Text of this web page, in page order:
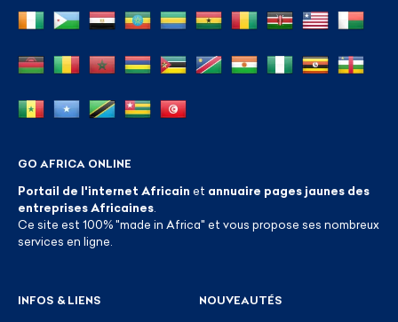
GO AFRICA ONLINE
Portail de l'internet Africain et annuaire pages jaunes des
entreprises Africaines
Ce site est 100% "made in Africa" et vous propose ses nombreux
services en ligne.
INFOS & LIENS NOUVEAUTÉS